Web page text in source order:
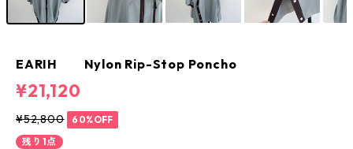
EARIH Nylon Rip-Stop Poncho
¥21,120
¥52,800
60%OFF
残り1点